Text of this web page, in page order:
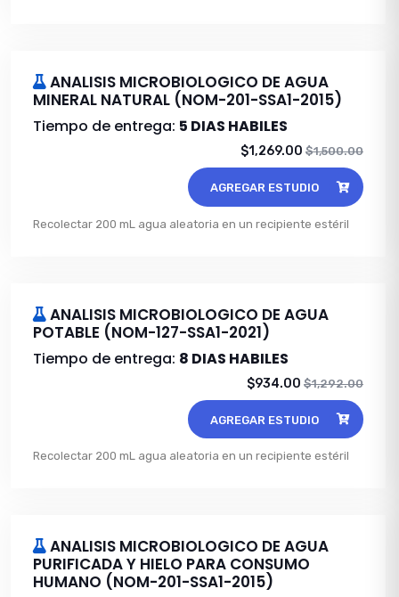
ANALISIS MICROBIOLOGICO DE AGUA
MINERAL NATURAL (NOM-201-SSA1-2015)
Tiempo de entrega: 5 DIAS HABILES
$1,269.00 $1,500.00
AGREGAR ESTUDIO
Recolectar 200 mL agua aleatoria en un recipiente estéril
ANALISIS MICROBIOLOGICO DE AGUA
POTABLE (NOM-127-SSA1-2021)
Tiempo de entrega: 8 DIAS HABILES
$934.00 $1,292.00
AGREGAR ESTUDIO
Recolectar 200 mL agua aleatoria en un recipiente estéril
ANALISIS MICROBIOLOGICO DE AGUA
PURIFICADA Y HIELO PARA CONSUMO
HUMANO (NOM-201-SSA1-2015)